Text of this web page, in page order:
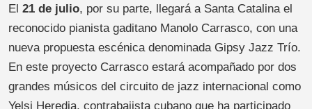
El 21 de julio, por su parte, llegará a Santa Catalina el
reconocido pianista gaditano Manolo Carrasco, con una
nueva propuesta escénica denominada Gipsy Jazz Trío.
En este proyecto Carrasco estará acompañado por dos
grandes músicos del circuito de jazz internacional como
Yelsi Heredia, contrabajista cubano que ha participado